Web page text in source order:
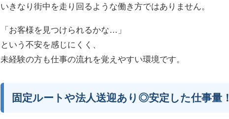
いきなり街中を走り回るような働き方ではありません。
「お客様を見つけられるかな…」
という不安を感じにくく、
未経験の方も仕事の流れを覚えやすい環境です。
固定ルートや法人送迎あり◎安定した仕事量！